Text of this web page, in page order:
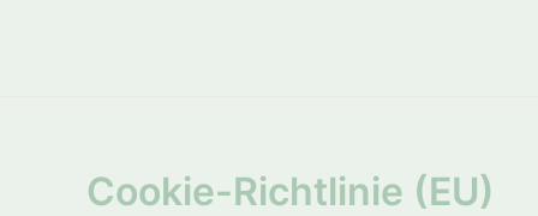
Cookie-Richtlinie (EU)